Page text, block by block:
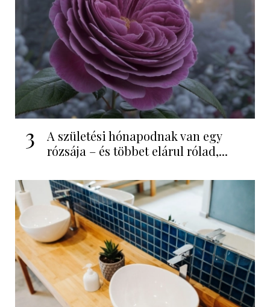
3
A születési hónapodnak van egy
rózsája – és többet elárul rólad,...